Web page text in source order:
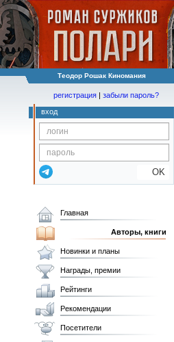
Теодор Рошак Киномания
регистрация | забыли пароль?
вход
OK
Главная
Авторы, книги
Новинки и планы
Награды, премии
Рейтинги
Рекомендации
Посетители